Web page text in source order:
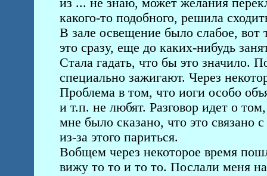
из ... не знаю, может желания
какого-то подобного, решила
В зале освещение было слабое, вот
это сразу, еще до каких-нибудь
Стала гадать, что бы это значило.
специально зажигают. Через
Проблема в том, что иоги особо
и т.п. не любят. Разговор идет о
мне было сказано, что это связано
из-за этого париться.
Вобщем через некоторое время
вижу то то и то то. Послали меня